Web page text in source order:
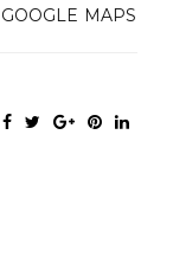
GOOGLE MAPS